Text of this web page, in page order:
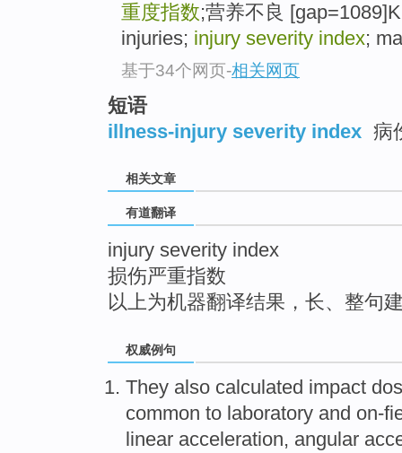
重度指数;营养不良
injuries; injury severity index;
基于34个网页-相关网页
短语
illness-injury severity index 病
相关文章
有道翻译
injury severity index
损伤严重指数
以上为机器翻译结果，长、整句
权威例句
They also calculated impact
common to laboratory and on-
linear acceleration, angular